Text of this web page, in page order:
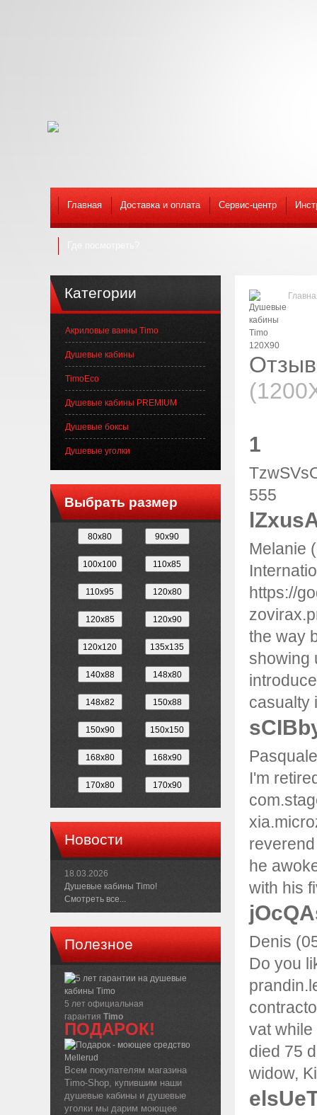
Главная Доставка и оплата Сервис-центр
1
555
Melanie
https://
the way
showing
casualty
I'm
he
with his
Denis
Do you
vat
died 75
widow,
Категории
Акриловые ванны Timo
Душевые кабины
TimoEco
Душевые кабины PREMIUM
Душевые боксы
Душевые уголки
Выбрать размер
Новости
18.03.2026
Душевые кабины Timo!
Смотреть все...
Полезное
5 лет официальная
гарантия Timo
ПОДАРОК!
Всем покупателям магазина
Timo-Shop, купившим наши
душевые кабины и душевые
уголки мы дарим моющее